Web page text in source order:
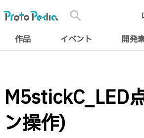
search
作品 イベント 開発
M5stickC_LED
ン操作)